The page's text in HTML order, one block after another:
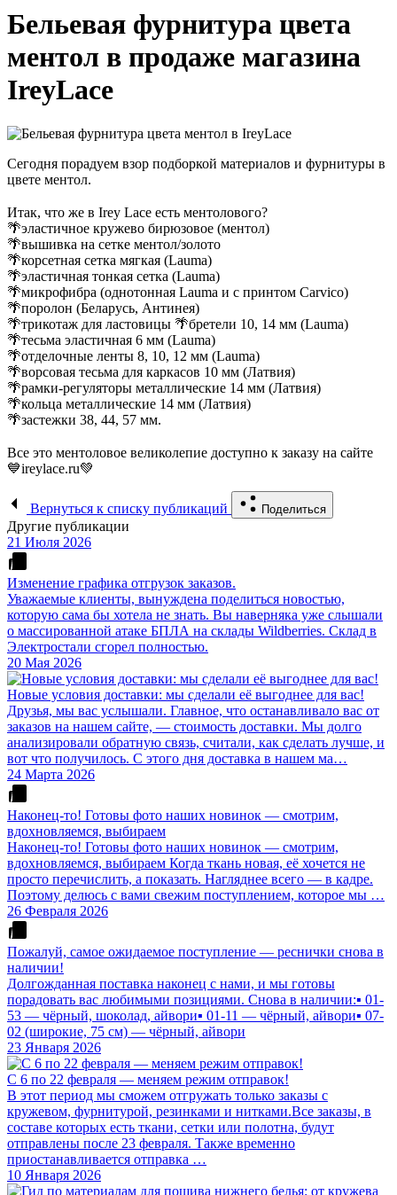
Бельевая фурнитура цвета
ментол в продаже магазина
IreyLace
Сегодня порадуем взор подборкой материалов и фурнитуры в
цвете ментол.
Итак, что же в Irey Lace есть ментолового?
🌴эластичное кружево бирюзовое (ментол)
🌴вышивка на сетке ментол/золото
🌴корсетная сетка мягкая (Lauma)
🌴эластичная тонкая сетка (Lauma)
🌴микрофибра (однотонная Lauma и с принтом Carvico)
🌴поролон (Беларусь, Антинея)
🌴трикотаж для ластовицы 🌴бретели 10, 14 мм (Lauma)
🌴тесьма эластичная 6 мм (Lauma)
🌴отделочные ленты 8, 10, 12 мм (Lauma)
🌴ворсовая тесьма для каркасов 10 мм (Латвия)
🌴рамки-регуляторы металлические 14 мм (Латвия)
🌴кольца металлические 14 мм (Латвия)
🌴застежки 38, 44, 57 мм.
Все это ментоловое великолепие доступно к заказу на сайте
💙ireylace.ru💚
Вернуться к списку публикаций Поделиться
Другие публикации
21 Июля 2026
Изменение графика отгрузок заказов.
Уважаемые клиенты, вынуждена поделиться новостью,
которую сама бы хотела не знать. Вы наверняка уже слышали
о массированной атаке БПЛА на склады Wildberries. Склад в
Электростали сгорел полностью.
20 Мая 2026
Новые условия доставки: мы сделали её выгоднее для вас!
Друзья, мы вас услышали. Главное, что останавливало вас от
заказов на нашем сайте, — стоимость доставки. Мы долго
анализировали обратную связь, считали, как сделать лучше, и
вот что получилось. С этого дня доставка в нашем ма…
24 Марта 2026
Наконец-то! Готовы фото наших новинок — смотрим,
вдохновляемся, выбираем
Наконец-то! Готовы фото наших новинок — смотрим,
вдохновляемся, выбираем Когда ткань новая, её хочется не
просто перечислить, а показать. Нагляднее всего — в кадре.
Поэтому делюсь с вами свежим поступлением, которое мы …
26 Февраля 2026
Пожалуй, самое ожидаемое поступление — реснички снова в
наличии!
Долгожданная поставка наконец с нами, и мы готовы
порадовать вас любимыми позициями. Снова в наличии:▪️ 01-
53 — чёрный, шоколад, айвори▪️ 01-11 — чёрный, айвори▪️ 07-
02 (широкие, 75 см) — чёрный, айвори
23 Января 2026
С 6 по 22 февраля — меняем режим отправок!
В этот период мы сможем отгружать только заказы с
кружевом, фурнитурой, резинками и нитками.Все заказы, в
составе которых есть ткани, сетки или полотна, будут
отправлены после 23 февраля. Также временно
приостанавливается отправка …
10 Января 2026